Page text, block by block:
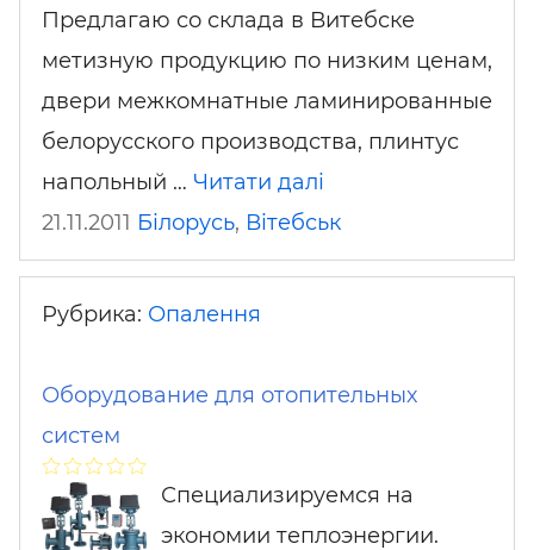
Предлагаю со склада в Витебске
метизную продукцию по низким ценам,
двери межкомнатные ламинированные
белорусского производства, плинтус
напольный … Читати далі
21.11.2011 Білорусь, Вітебськ
Рубрика: Опалення
Оборудование для отопительных
систем
Специализируемся на
экономии теплоэнергии.